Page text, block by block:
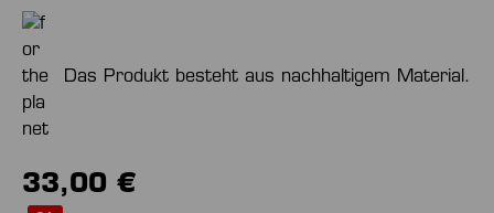
Das Produkt besteht aus nachhaltigem Material.
33,00 €